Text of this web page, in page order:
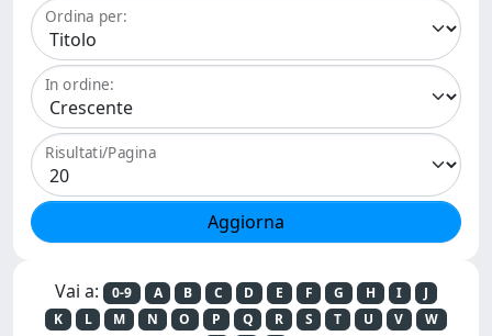
Ordina per:
In ordine:
Risultati/Pagina
Vai a: 0-9 A B C D E F G H I
J
K
L M N O P Q R S T U V
W